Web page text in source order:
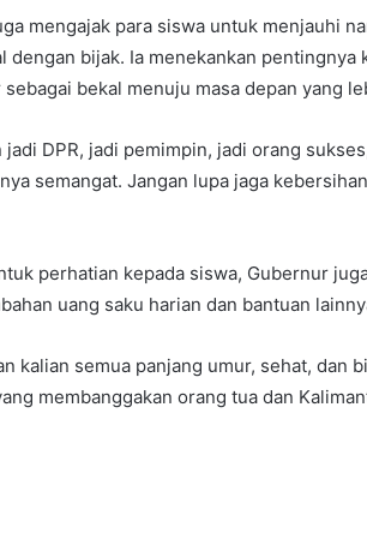
mengajak para siswa untuk menjauhi
dengan bijak. Ia menekankan
bekal menuju masa depan yang
jadi DPR, jadi pemimpin, jadi orang
semangat. Jangan lupa jaga
perhatian kepada siswa, Gubernur
uang saku harian dan bantuan
kalian semua panjang umur, sehat, dan
membanggakan orang tua dan